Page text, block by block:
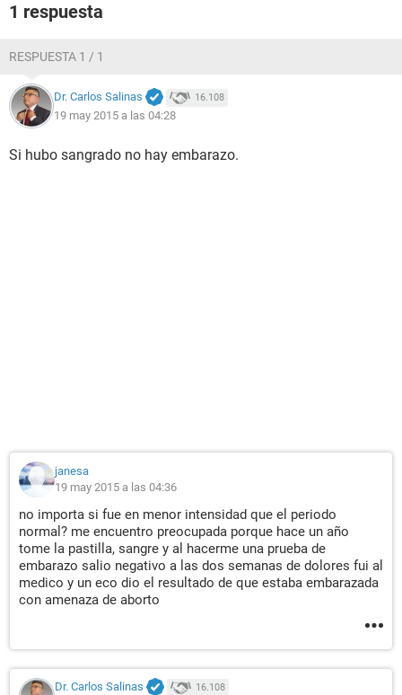
1 respuesta
RESPUESTA 1 / 1
Dr. Carlos Salinas 16.108
19 may 2015 a las 04:28
Si hubo sangrado no hay embarazo.
janesa
19 may 2015 a las 04:36
no importa si fue en menor intensidad que el periodo
normal? me encuentro preocupada porque hace un año
tome la pastilla, sangre y al hacerme una prueba de
embarazo salio negativo a las dos semanas de dolores fui al
medico y un eco dio el resultado de que estaba embarazada
con amenaza de aborto
Dr. Carlos Salinas 16.108